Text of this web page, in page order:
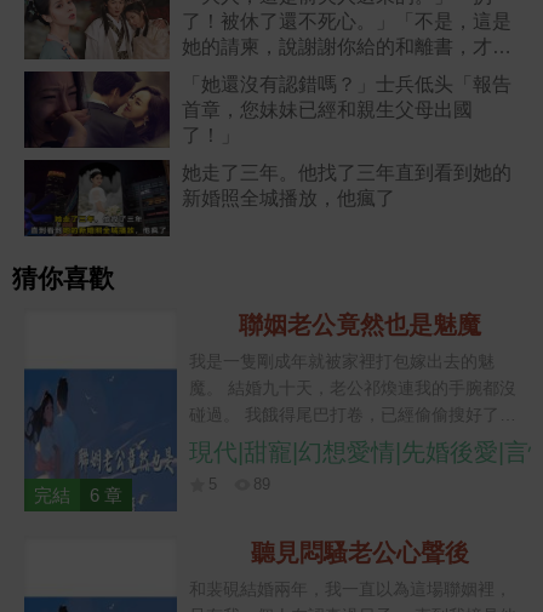
了！被休了還不死心。」「不是，這是
她的請柬，說謝謝你給的和離書，才讓
她嫁的風光」
「她還沒有認錯嗎？」士兵低头「報告
首章，您妹妹已經和親生父母出國
了！」
她走了三年。他找了三年直到看到她的
新婚照全城播放，他瘋了
猜你喜歡
完結 6 章
聯姻老公竟然也是魅魔
我是一隻剛成年就被家裡打包嫁出去的魅
魔。 結婚九十天，老公祁煥連我的手腕都沒
碰過。 我餓得尾巴打卷，已經偷偷搜好了
「魅魔能餓多久」和「遺囑模板」。 直到公
司酒會那晚，他的西褲裡鑽出一條漆黑的尾
巴，勾住我的腳踝。 我盯著那條比我尾巴粗
不住的小尾巴，臉色比酒還難喝：「你怎麼
該我問，你裝人裝得挺像啊，老公。」
現代|甜寵|幻想愛情|先婚後愛|言
5 89
聽見悶騷老公心聲後
和裴硯結婚兩年，我一直以為這場聯姻裡，